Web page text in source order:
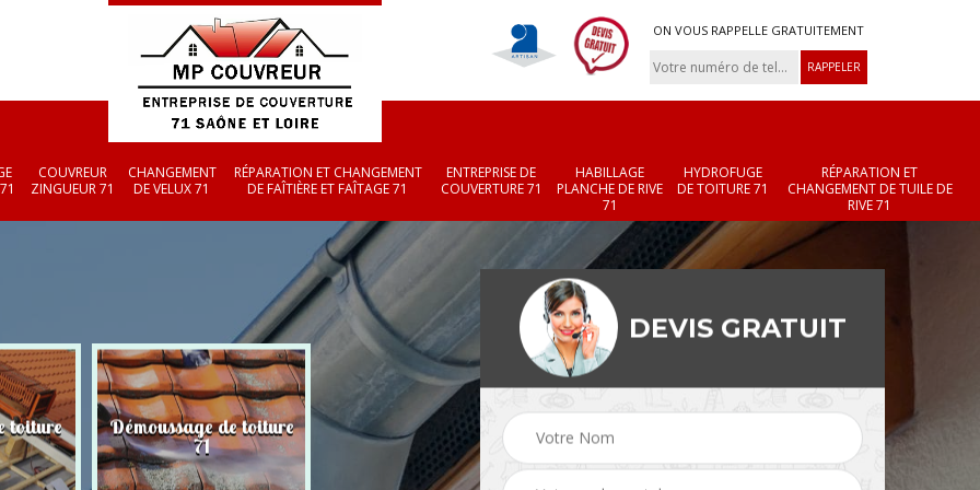
ON VOUS RAPPELLE GRATUITEMENT
COUVREUR
ZINGUEUR 71
CHANGEMENT
DE VELUX 71
RÉPARATION ET CHANGEMENT
DE FAÎTIÈRE ET FAÎTAGE 71
ENTREPRISE DE
COUVERTURE 71
HABILLAGE
PLANCHE DE RIVE
71
HYDROFUGE
DE TOITURE 71
RÉPARATION ET
CHANGEMENT DE TUILE DE
RIVE 71
toiture Démoussage de toiture
71 Couvreur zingueur 71 Changement de velux Réparation et
changement de
et faîtage 71
DEVIS GRATUIT